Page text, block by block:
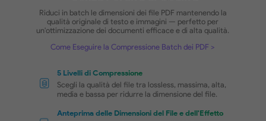
13 Strumenti
Indispensabili
Gestire i PDF in
come un